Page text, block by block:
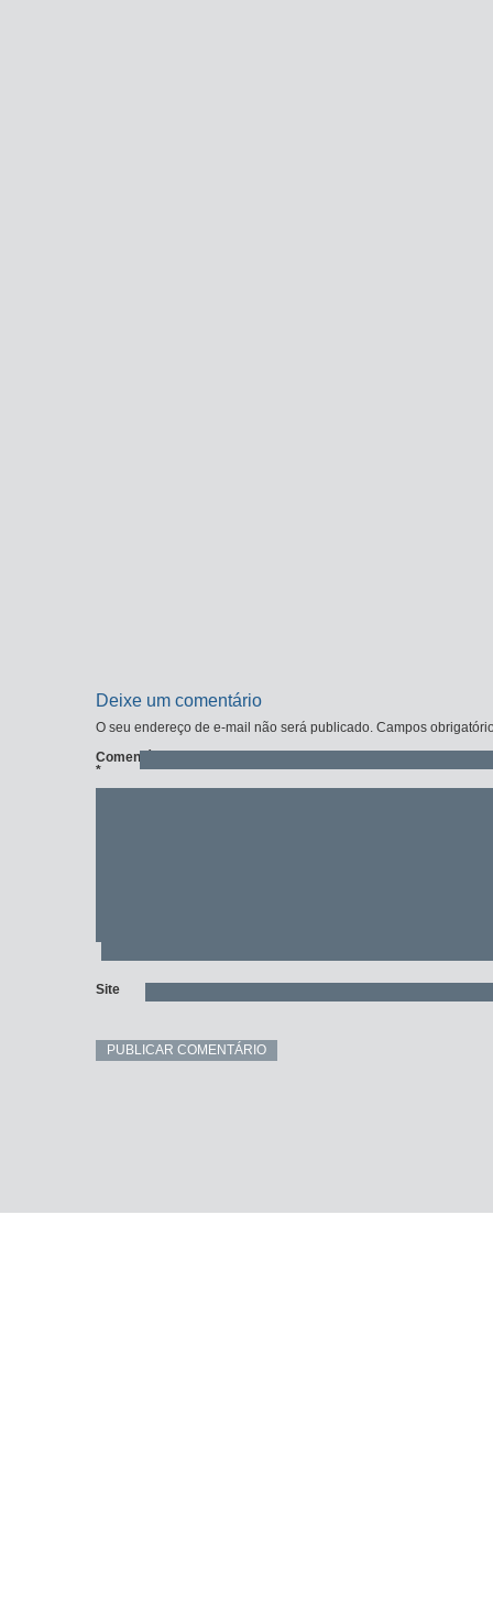
Deixe um comentário
O seu endereço de e-mail não será publicado. Campos
Comentário
*
Site